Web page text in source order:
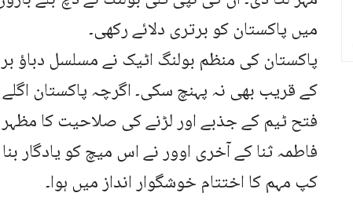
میں پاکستان کو برتری دلائے رکھی۔
پاکستان کی منظم بولنگ اٹیک نے مسلسل دباؤ
کے قریب بھی نہ پہنچ سکی۔ اگرچہ پاکستان
فتح ٹیم کے جذبے اور لڑنے کی صلاحیت کا
فاطمہ ثنا کے آخری اوور نے اس میچ کو یادگار
کپ مہم کا اختتام خوشگوار انداز میں ہوا۔